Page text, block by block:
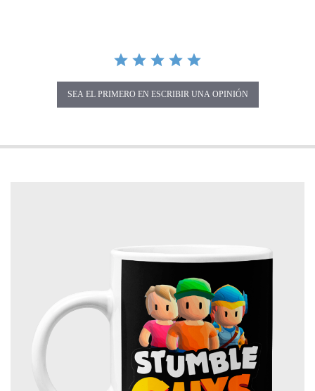
SEA EL PRIMERO EN ESCRIBIR UNA OPINIÓN